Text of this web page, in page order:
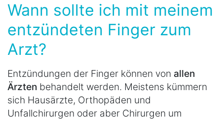
Wann sollte ich mit meinem
entzündeten Finger zum
Arzt?
Entzündungen der Finger können von allen
Ärzten behandelt werden. Meistens kümmern
sich Hausärzte, Orthopäden und
Unfallchirurgen oder aber Chirurgen um